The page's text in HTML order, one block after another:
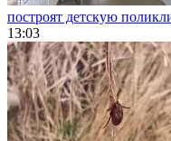
построят детскую
13:03